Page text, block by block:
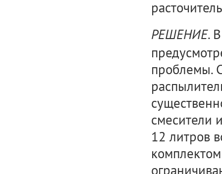
РЕШЕНИЕ.
проблемы.
смесители
12 литров